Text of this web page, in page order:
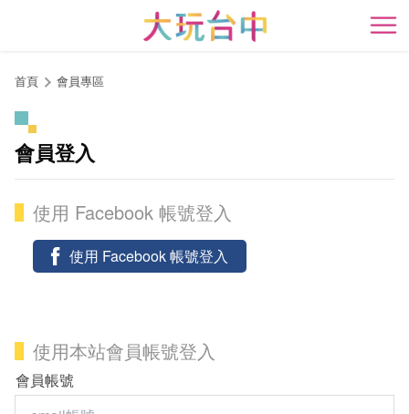
開
首頁 會員專區
會員登入
使用 Facebook 帳號登入
使用 Facebook 帳號登入
使用本站會員帳號登入
會員帳號